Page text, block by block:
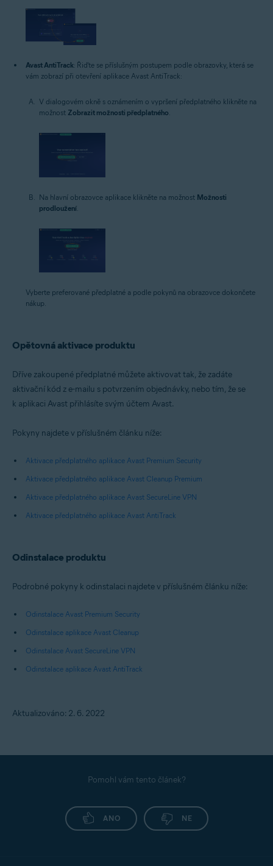
Avast AntiTrack: Řiďte se příslušným postupem podle obrazovky, která se
vám zobrazí při otevření aplikace Avast AntiTrack:
V dialogovém okně s oznámením o vypršení předplatného klikněte na
možnost Zobrazit možnosti předplatného.
Na hlavní obrazovce aplikace klikněte na možnost Možnosti
prodloužení
Vyberte preferované předplatné a podle pokynů na obrazovce dokončete
nákup.
Opětovná aktivace produktu
Dříve zakoupené předplatné můžete aktivovat tak, že zadáte
aktivační kód z e-mailu s potvrzením objednávky, nebo tím, že se
k aplikaci Avast přihlásíte svým účtem Avast.
Pokyny najdete v příslušném článku níže:
Aktivace předplatného aplikace Avast Premium Security
Aktivace předplatného aplikace Avast Cleanup Premium
Aktivace předplatného aplikace Avast SecureLine VPN
Aktivace předplatného aplikace Avast AntiTrack
Odinstalace produktu
Podrobné pokyny k odinstalaci najdete v příslušném článku níže:
Odinstalace Avast Premium Security
Odinstalace aplikace Avast Cleanup
Odinstalace Avast SecureLine VPN
Odinstalace aplikace Avast AntiTrack
Aktualizováno: 2. 6. 2022
Pomohl vám tento článek?
ANO NE